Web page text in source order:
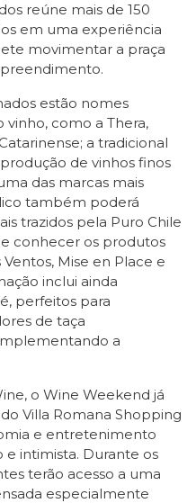
reúne mais de 150
em uma experiência
movimentar a praça
estão nomes
como a Thera,
a tradicional
de vinhos finos
das marcas mais
também poderá
trazidos pela Puro Chile
conhecer os produtos
Mise en Place e
inclui ainda
perfeitos para
de taça
a
o Wine Weekend já
Villa Romana Shopping
e entretenimento
intimista. Durante os
terão acesso a uma
especialmente